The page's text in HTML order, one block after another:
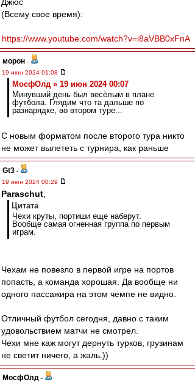
(Всему свое время):
https://www.youtube.com/watch?v=i8aVBB0xFnA
морон -
19 июн 2024 01:08
МосфОлд » 19 июн 2024 00:07
Минувший день был весёлым в плане
футбола. Глядим что та дальше по
разнарядке, во втором туре...
С новым форматом после второго тура никто
не может вылететь с турнира, как раньше
Gt3 -
19 июн 2024 00:29
Paraschut
Цитата
Чехи круты, портиши еще наберут.
Вообще самая огненная группа по первым
играм.
Чехам не повезло в первой игре на портов
попасть, а команда хорошая. Да вообще ни
одного пассажира на этом чемпе не видно.
Отличный футбол сегодня, давно с таким
удовольствием матчи не смотрел.
Чехи мне каж могут дернуть турков, грузинам
не светит ничего, а жаль.))
МосфОлд -